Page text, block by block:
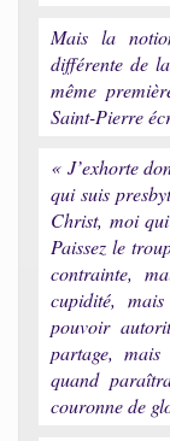
Mais la
différente de
même
Saint-Pierre
« J’exhorte
qui suis
Christ, moi
Paissez le
contrainte,
cupidité,
pouvoir
partage,
quand
couronne de